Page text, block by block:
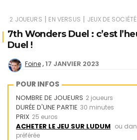
2 JOUEURS | EN VERSUS | JEUX DE SOCIÉTÉ
7th Wonders Duel : c’est
Duel !
Foine 17 JANVIER 2023
POUR INFOS
NOMBRE DE JOUEURS 2 joueurs
DURÉE D'UNE PARTIE 30 minutes
PRIX 25 euros
ACHETER LE JEU SUR LUDUM ou
préférée